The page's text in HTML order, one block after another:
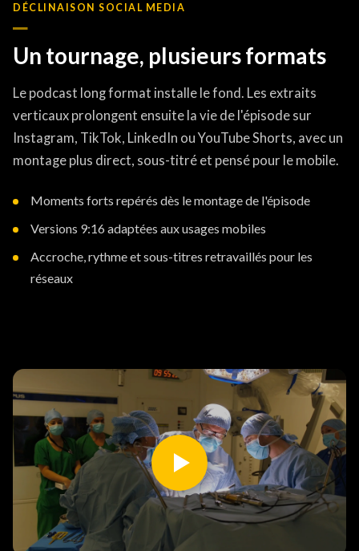
DÉCLINAISON SOCIAL MEDIA
Un tournage, plusieurs formats
Le podcast long format installe le fond. Les extraits
verticaux prolongent ensuite la vie de l'épisode sur
Instagram, TikTok, LinkedIn ou YouTube Shorts, avec un
montage plus direct, sous-titré et pensé pour le mobile.
Moments forts repérés dès le montage de l'épisode
Versions 9:16 adaptées aux usages mobiles
Accroche, rythme et sous-titres retravaillés pour les
réseaux